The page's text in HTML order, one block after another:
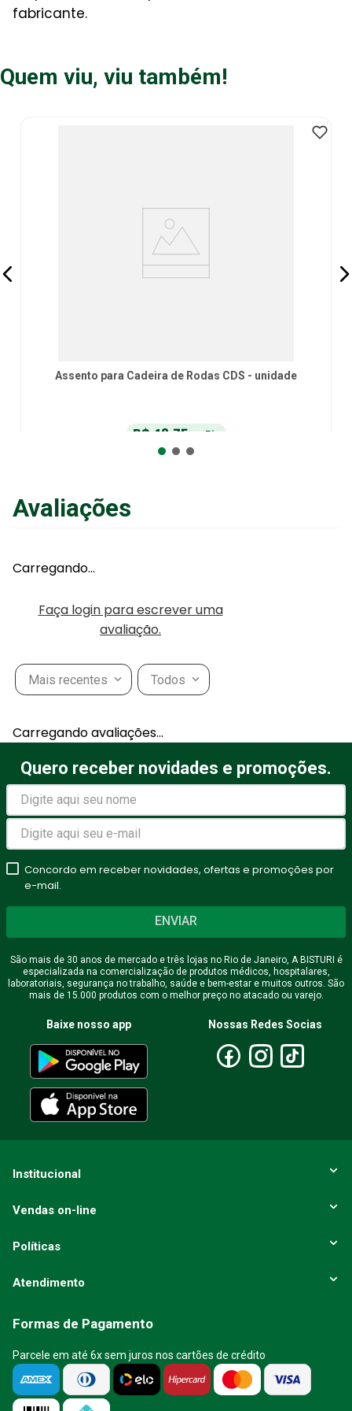
fabricante.
Quem viu, viu também!
Assento para Cadeira de Rodas CDS - unidade
R$42,75no Pix
45, 00 em até
Adicionar ao Carrinho
Avaliações
Carregando…
Faça login para escrever uma
avaliação.
Mais recentes Todos
Carregando avaliações…
Quero receber novidades e promoções.
Concordo em receber novidades, ofertas e promoções por
e-mail.
ENVIAR
São mais de 30 anos de mercado e três lojas no Rio de Janeiro, A BISTURI é
especializada na comercialização de produtos médicos, hospitalares,
laboratoriais, segurança no trabalho, saúde e bem-estar e muitos outros. São
mais de 15.000 produtos com o melhor preço no atacado ou varejo.
Baixe nosso app Nossas Redes Socias
Institucional
Vendas on-line
Políticas
Atendimento
Formas de Pagamento
Parcele em até 6x sem juros nos cartões de crédito